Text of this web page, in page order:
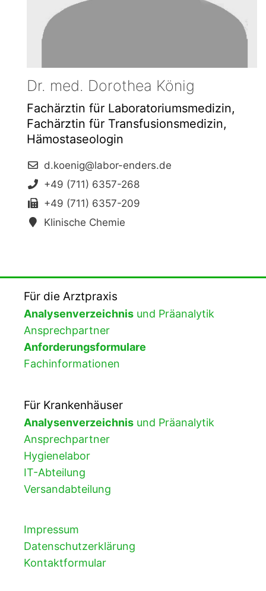
Dr. med. Dorothea König
Fachärztin für Laboratoriumsmedizin,
Fachärztin für Transfusionsmedizin,
Hämostaseologin
d.koenig@labor-enders.de
+49 (711) 6357-268
+49 (711) 6357-209
Klinische Chemie
Für die Arztpraxis
Analysenverzeichnis und Präanalytik
Ansprechpartner
Anforderungsformulare
Fachinformationen
Für Krankenhäuser
Analysenverzeichnis und Präanalytik
Ansprechpartner
Hygienelabor
IT-Abteilung
Versandabteilung
Impressum
Datenschutzerklärung
Kontaktformular